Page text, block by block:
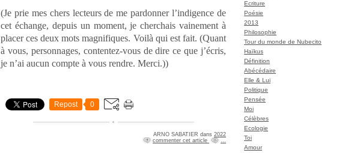
(Je prie mes chers lecteurs de me pardonner l’indigence de
cet échange, depuis un moment, je cherchais vainement à
placer ces deux mots magnifiques. Voilà qui est fait. (Quant
à vous, personnages, contentez-vous de dire ce que j’écris,
je n’ai aucun compte à vous rendre. Merci.))
Repost 0
ARNO SABATIER dans 2022
commenter cet article
Ecriture
Poésie
2013
Philosophie
Tour du monde de Nubecito
Haïkus
Définition
Abécédaire
Elle & Lui
Politique
Pensée
Moi
Célèbres
Ecologie
Toi
Amour